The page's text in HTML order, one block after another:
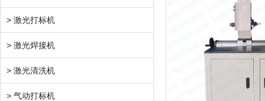
> 激光打标机
> 激光焊接机
> 激光清洗机
> 气动打标机